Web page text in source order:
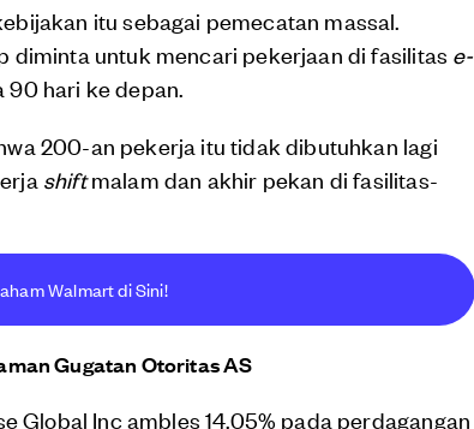
itu sebagai pemecatan massal.
diminta untuk mencari pekerjaan di fasilitas e-
hari ke depan.
200-an pekerja itu tidak dibutuhkan lagi
shiftmalam dan akhir pekan di fasilitas-
Walmart di Sini!
Gugatan Otoritas AS
Global Inc ambles 14,05% pada perdagangan